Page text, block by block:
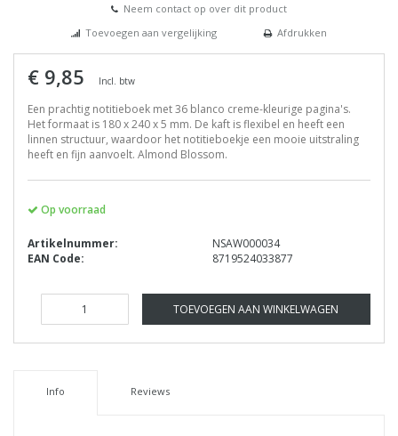
Neem contact op over dit product
Toevoegen aan vergelijking
Afdrukken
€ 9,85 Incl. btw
Een prachtig notitieboek met 36 blanco creme-kleurige pagina's.
Het formaat is 180 x 240 x 5 mm. De kaft is flexibel en heeft een
linnen structuur, waardoor het notitieboekje een mooie uitstraling
heeft en fijn aanvoelt. Almond Blossom.
Op voorraad
Artikelnummer:
NSAW000034
EAN Code:
8719524033877
TOEVOEGEN AAN WINKELWAGEN
Info Reviews